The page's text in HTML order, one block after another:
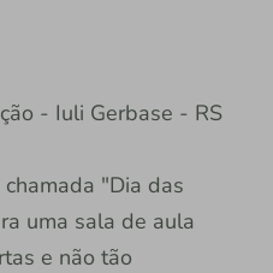
- Iuli Gerbase - RS
"Dia das
uma sala de aula
e não tão